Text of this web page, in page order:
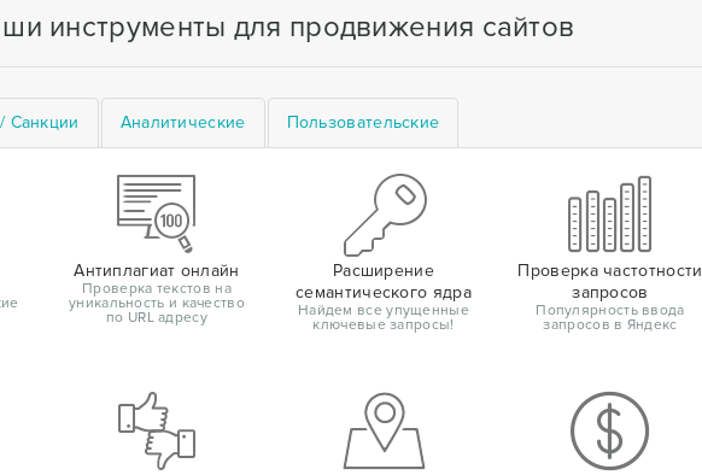
инструменты для продвижения сайтов
Санкции Аналитические Пользовательские
Антиплагиат онлайн
Проверка текстов на
уникальность и качество
по URL адресу
Расширение
семантического ядра
Найдем все упущенные
ключевые запросы!
Проверка частотности
запросов
Популярность ввода
запросов в Яндекс